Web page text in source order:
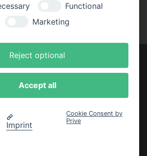
Functional
Marketing
Reject optional
Accept all
Imprint
Cookie Consent by
Prive